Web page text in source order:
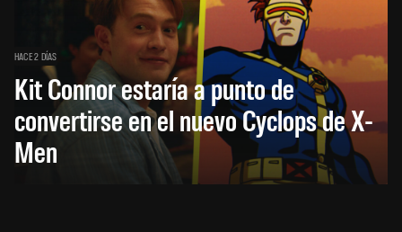
HACE 2 DÍAS
Kit Connor estaría a punto de
convertirse en el nuevo Cyclops de X-
Men